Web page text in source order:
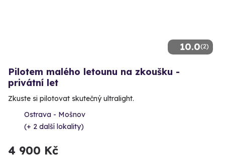
10.0(2)
Pilotem malého letounu na zkoušku -
privátní let
Zkuste si pilotovat skutečný ultralight.
Ostrava - Mošnov
(+ 2 další lokality)
4 900 Kč